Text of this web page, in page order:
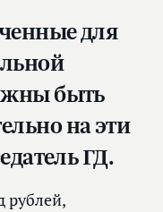
для
быть
на эти
ГД.
рублей,